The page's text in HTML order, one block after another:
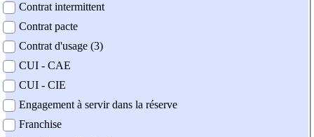
Contrat intermittent
Contrat pacte
Contrat d'usage (3)
CUI - CAE
CUI - CIE
Engagement à servir dans la réserve
Franchise